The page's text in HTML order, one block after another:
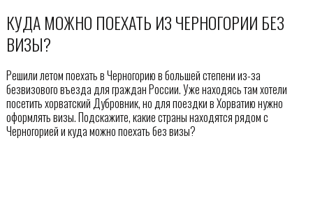
КУДА МОЖНО ПОЕХАТЬ ИЗ ЧЕРНОГОРИИ БЕЗ
ВИЗЫ?
Решили летом поехать в Черногорию в большей степени из-за
безвизового въезда для граждан России. Уже находясь там хотели
посетить хорватский Дубровник, но для поездки в Хорватию нужно
оформлять визы. Подскажите, какие страны находятся рядом с
Черногорией и куда можно поехать без визы?